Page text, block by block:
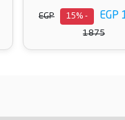
EGP
1875